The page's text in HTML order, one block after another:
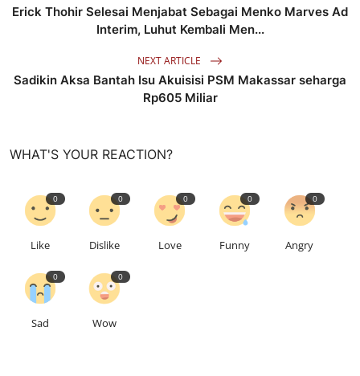
Erick Thohir Selesai Menjabat Sebagai Menko Marves Ad
Interim, Luhut Kembali Men...
NEXT ARTICLE
Sadikin Aksa Bantah Isu Akuisisi PSM Makassar seharga
Rp605 Miliar
WHAT'S YOUR REACTION?
0
Like
0
Dislike
0
Love
0
Funny
0
Angry
0
Sad
0
Wow